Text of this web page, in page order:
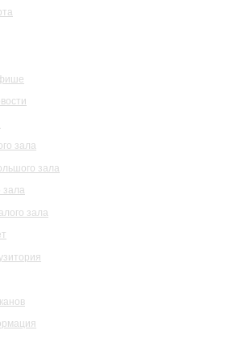
зала
зала
зала
зала